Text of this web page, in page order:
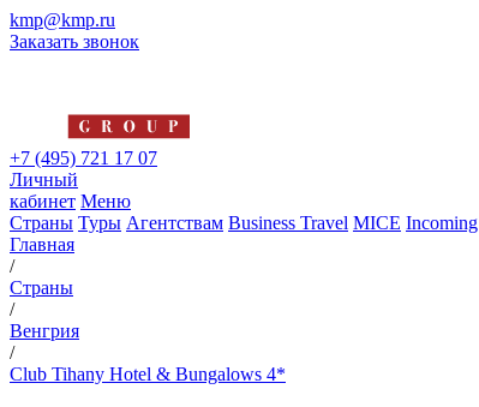
kmp@kmp.ru
Заказать звонок
+7 (495) 721 17 07
Личный
кабинет Меню
Страны Туры Агентствам Business Travel MICE Incoming
Главная
/
Страны
/
Венгрия
/
Club Tihany Hotel & Bungalows 4*